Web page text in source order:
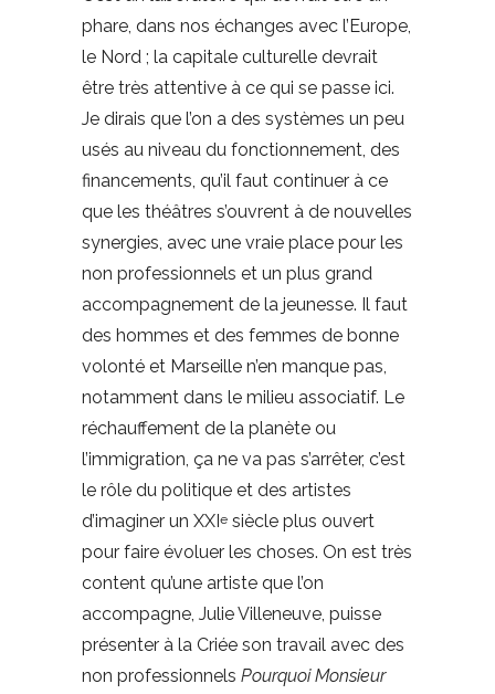
phare, dans nos échanges avec l’Europe,
le Nord ; la capitale culturelle devrait
être très attentive à ce qui se passe ici.
Je dirais que l’on a des systèmes un peu
usés au niveau du fonctionnement, des
financements, qu’il faut continuer à ce
que les théâtres s’ouvrent à de nouvelles
synergies, avec une vraie place pour les
non professionnels et un plus grand
accompagnement de la jeunesse. Il faut
des hommes et des femmes de bonne
volonté et Marseille n’en manque pas,
notamment dans le milieu associatif. Le
réchauffement de la planète ou
l’immigration, ça ne va pas s’arrêter, c’est
le rôle du politique et des artistes
d’imaginer un XXI e siècle plus ouvert
pour faire évoluer les choses. On est très
content qu’une artiste que l’on
accompagne, Julie Villeneuve, puisse
présenter à la Criée son travail avec des
non professionnels Pourquoi Monsieur